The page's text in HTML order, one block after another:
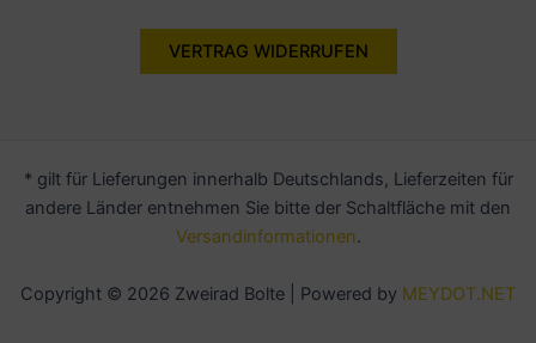
VERTRAG WIDERRUFEN
* gilt für Lieferungen innerhalb Deutschlands, Lieferzeiten für
andere Länder entnehmen Sie bitte der Schaltfläche mit den
Versandinformationen.
Copyright © 2026 Zweirad Bolte | Powered by MEYDOT.NET